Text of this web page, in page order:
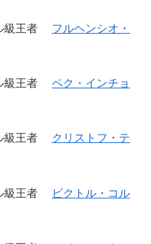
級王者 フルヘンシオ・
級王者 ペク・インチョ
級王者
クリストフ・テ
級王者
ビクトル・コル